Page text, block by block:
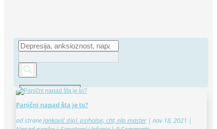
Exact matches only
Search in title
Panični napad šta je to?
od straneJanković dipl. psiholog, cht, nlp master| nov 18, 2021 |